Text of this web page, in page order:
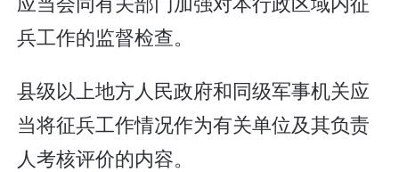
兵工作的监督检查。
县级以上地方人民政府和同级军事机关应
当将征兵工作情况作为有关单位及其负责
人考核评价的内容。